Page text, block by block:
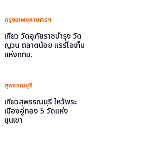
กรุงเทพมหานครฯ
เที่ยว วัดอุภัยราชบำรุง วัด
ญวน ตลาดน้อย แรร์ไอเท็ม
แห่งกทม.
สุพรรณบุรี
เที่ยวสุพรรณบุรี ไหว้พระ
เมืองอู่ทอง 5 วัดแห่ง
ขุนเขา